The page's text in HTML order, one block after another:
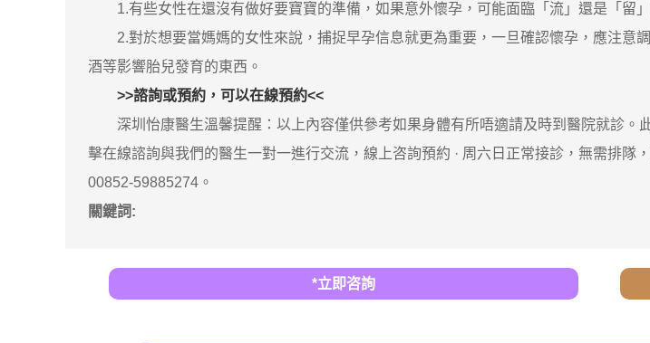
1.有些女性在還沒有做好要寶寶的準備，如果意外懷孕，可能面臨「流」還是「留
2.對於想要當媽媽的女性來說，捕捉早孕信息就更為重要，一旦確認懷孕，應注意
酒等影響胎兒發育的東西。
>>諮詢或預約，可以在線預約<<
深圳怡康醫生溫馨提醒：以上內容僅供參考如果身體有所唔適請及時到醫院就診。
擊在線諮詢與我們的醫生一對一進行交流，線上咨詢預約 · ‎周六日正常接診，無需排隊
00852-59885274。
關鍵詞:
*立即咨詢